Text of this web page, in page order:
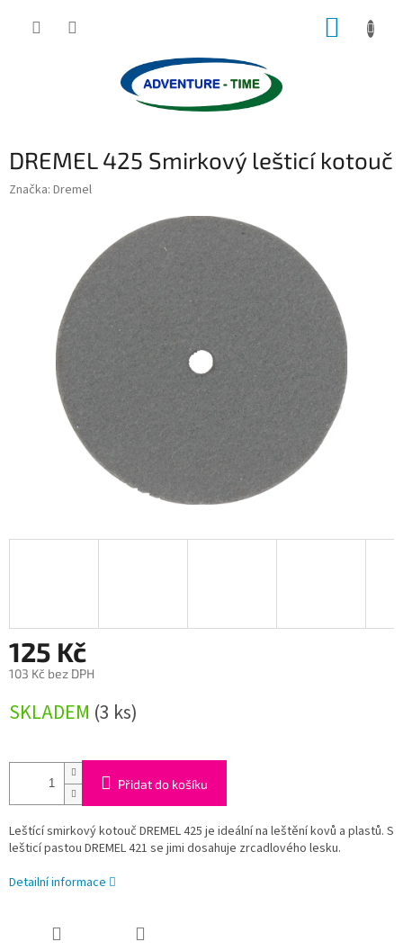
DREMEL 425 Smirkový lešticí kotouč
Značka: Dremel
125 Kč
103 Kč bez DPH
cena:
SKLADEM (3 ks)
Přidat do košíku
Leštící smirkový kotouč DREMEL 425 je ideální na leštění kovů a plastů. S
lešticí pastou DREMEL 421 se jimi dosahuje zrcadlového lesku.
Detailní informace